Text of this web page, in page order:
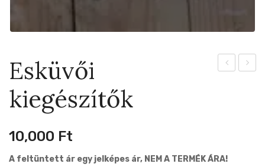
Esküvői
kiegészítők
10,000 Ft
A feltüntett ár egy jelképes ár, NEM A TERMÉK ÁRA!